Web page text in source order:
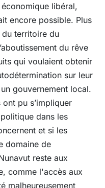
libéral,
encore possible. Plus
territoire du
du rêve
qui voulaient obtenir
sur leur
gouvernement local.
pu s’impliquer
dans les
et si les
domaine de
reste aux
comme l'accès aux
malheureusement